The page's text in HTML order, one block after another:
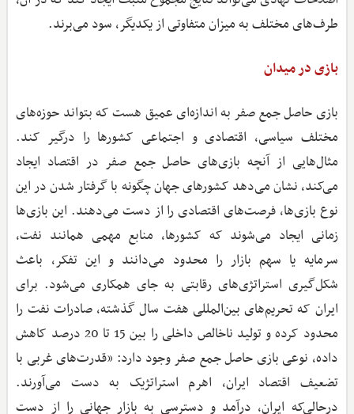
طرف‌های مختلف به میزان متفاوتی از یکدیگر، سود می‌برند.
بازی در میدان
بازی حاصل جمع صفر به اندازه‌ای عمیق هست که بتواند حوزه‌های
مختلف سیاسی، اقتصادی و اجتماعی کشورها را درگیر کند.
مثال‌هایی از آنچه بازی‌های حاصل جمع صفر در اقتصاد ایجاد
می‌کند، نشان می‌دهد کشورهای جهان چگونه با گرفتار شدن در این
نوع بازی‌ها، فرصت‌های اقتصادی را از دست می‌دهند. این بازی‌ها
زمانی ایجاد می‌شوند که کشورها، منابع مهمی همانند نفت،
سرمایه یا سهم بازار را محدود می‌دانند و این تفکر، باعث
شکل‌گیری استراتژی‌های رقابتی به جای همکاری می‌شود. برای
ایران که تحریم‌های بین‌المللی هفت سال گذشته، صادرات نفت را
محدود کرده و تولید ناخالص داخلی را بین 15 تا 20 درصد کاهش
داده، نوعی بازی حاصل جمع صفر وجود دارد: «قدرت‌های غربی با
تضعیف اقتصاد ایران، اهرم استراتژیک به دست می‌آورند.
درحالی‌که ایران، درآمد و دسترسی به بازار جهانی را از دست